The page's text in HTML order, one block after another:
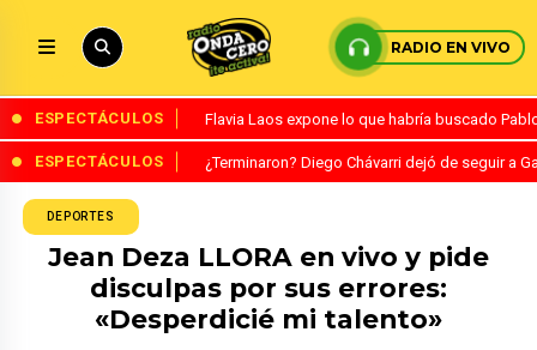
RADIO EN VIVO
ESPECTÁCULOS Flavia Laos expone lo que habría buscado
ESPECTÁCULOS ¿Terminaron? Diego Chávarri dejó de seguir a
DEPORTES
Jean Deza LLORA en vivo y pide
disculpas por sus errores:
«Desperdicié mi talento»